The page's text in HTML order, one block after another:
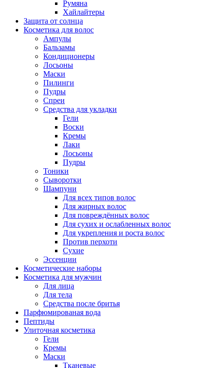
Румяна
Хайлайтеры
Защита от солнца
Косметика для волос
Ампулы
Бальзамы
Кондиционеры
Лосьоны
Маски
Пилинги
Пудры
Спреи
Средства для укладки
Гели
Воски
Кремы
Лаки
Лосьоны
Пудры
Тоники
Сыворотки
Шампуни
Для всех типов волос
Для жирных волос
Для повреждённых волос
Для сухих и ослабленных волос
Для укрепления и роста волос
Против перхоти
Сухие
Эссенции
Косметические наборы
Косметика для мужчин
Для лица
Для тела
Средства после бритья
Парфюмированая вода
Пептиды
Улиточная косметика
Гели
Кремы
Маски
Тканевые